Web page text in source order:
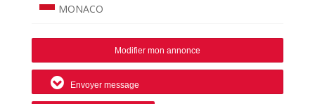
MONACO
Modifier mon annonce
Envoyer message